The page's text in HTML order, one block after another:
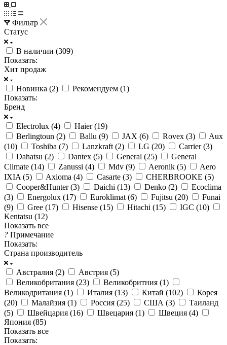
Фильтр
Статус
В наличии (309)
Показать:
Хит продаж
Новинка (2) Рекомендуем (1)
Показать:
Бренд
Electrolux (4) Haier (19)
Berlingtoun (2) Ballu (9) JAX (6) Rovex (3)
Aux
(10) Toshiba (7) Lanzkraft (2) LG (20) Carrier (3)
Dahatsu (2) Dantex (5) General (25)
General
Climate (14) Zanussi (4) Mdv (9) Aeronik (5)
Aero
IXIA (5) Axioma (4) Casarte (3) CHERBROOKE (5)
Cooper&Hunter (3) Daichi (13) Denko (2)
Ecoclima
(3) Energolux (17) Euroklimat (6) Fujitsu (20)
Funai
(9) Gree (17) Hisense (15) Hitachi (15) IGC (10)
Kentatsu (12)
Показать все
? Примечание
Показать:
Страна производитель
Австралия (2) Австрия (5)
Великобритания (23) Великобритния (1)
Великодритания (1) Италия (13) Китай (102)
Корея
(20) Малайзия (1) Россия (25) США (3)
Таиланд
(5) Швейцария (16) Швецария (1) Швеция (4)
Япония (85)
Показать все
Показать: